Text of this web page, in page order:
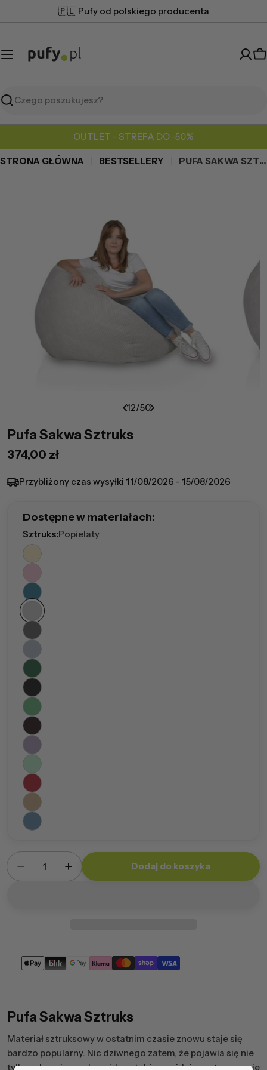
do
🇵🇱 Pufy od polskiego producenta
Szukaj
OUTLET - STREFA DO -50%
STRONA GŁÓWNA BESTSELLERY PUFA SAKWA SZTRUKS
12/50
Pufa Sakwa Sztruks
Cena
374,00 zł
Przybliżony czas wysyłki 11/08/2026 - 15/08/2026
Dostępne w materiałach:
Sztruks:Popielaty
Ilość
Zmniejsz ilość dla Pufa Sakwa Sztruks
Zwiększ ilość dla Pufa Sakwa Sztruks
Dodaj do koszyka
Metody
Pufa Sakwa Sztruks
Materiał sztruksowy w ostatnim czasie znowu staje się
bardzo popularny. Nic dziwnego zatem, że pojawia się nie
tylko w branży modowej, lecz także znajduje zastosowanie